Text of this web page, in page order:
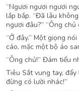
“Ngươi ngươi ngươi
lắp bắp. “Đã lâu
ngươi đâu?” “Ông
“Ở đây.” Một giọng
cáo, mặc một bộ áo
“Ông chủ!” Đám tiểu
Tiêu Sắt vung tay, đẩy
đừng có lười nhác!”